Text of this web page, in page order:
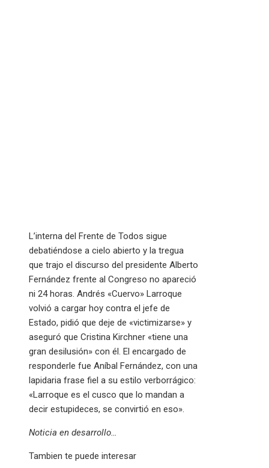
L’interna del Frente de Todos sigue
debatiéndose a cielo abierto y la tregua
que trajo el discurso del presidente Alberto
Fernández frente al Congreso no apareció
ni 24 horas. Andrés «Cuervo» Larroque
volvió a cargar hoy contra el jefe de
Estado, pidió que deje de «victimizarse» y
aseguró que Cristina Kirchner «tiene una
gran desilusión» con él. El encargado de
responderle fue Aníbal Fernández, con una
lapidaria frase fiel a su estilo verborrágico:
«Larroque es el cusco que lo mandan a
decir estupideces, se convirtió en eso».
Noticia en desarrollo…
Tambien te puede interesar